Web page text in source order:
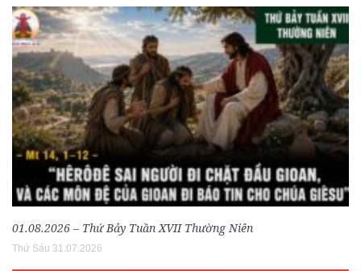
01.08.2026 – Thứ Bảy Tuần XVII Thường Niên
Thứ Sáu 31.07.2026